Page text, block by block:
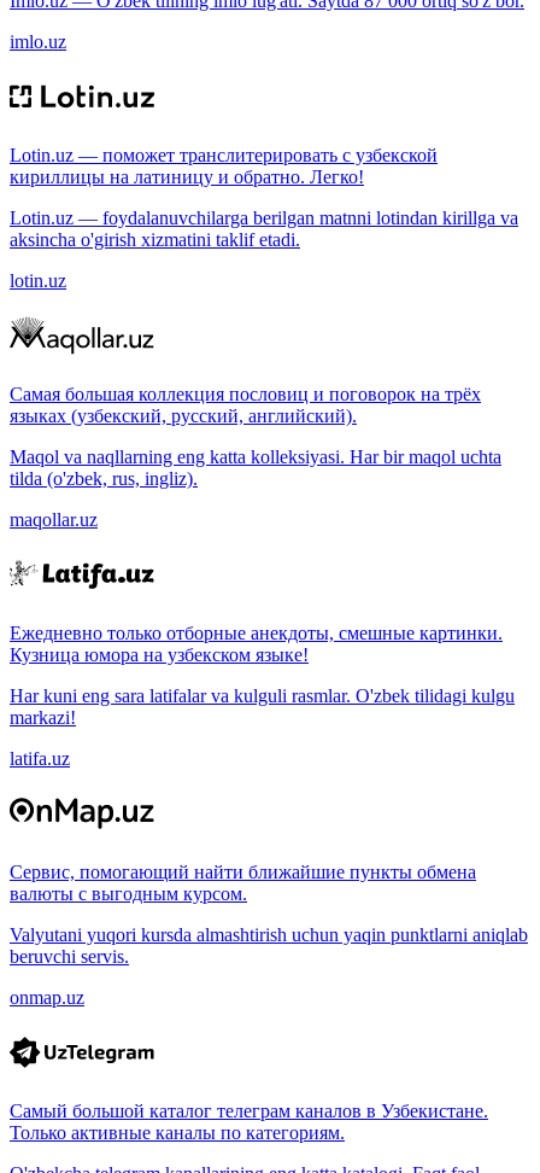
imlo.uz
Lotin.uz — поможет транслитерировать с узбекской
кириллицы на латиницу и обратно. Легко!
Lotin.uz — foydalanuvchilarga berilgan matnni lotindan kirillga va
aksincha o'girish xizmatini taklif etadi.
lotin.uz
Самая большая коллекция пословиц и поговорок на трёх
языках (узбекский, русский, английский).
Maqol va naqllarning eng katta kolleksiyasi. Har bir maqol uchta
tilda (o'zbek, rus, ingliz).
maqollar.uz
Ежедневно только отборные анекдоты, смешные картинки.
Кузница юмора на узбекском языке!
Har kuni eng sara latifalar va kulguli rasmlar. O'zbek tilidagi kulgu
markazi!
latifa.uz
Сервис, помогающий найти ближайшие пункты обмена
валюты с выгодным курсом.
Valyutani yuqori kursda almashtirish uchun yaqin punktlarni aniqlab
beruvchi servis.
onmap.uz
Самый большой каталог телеграм каналов в Узбекистане.
Только активные каналы по категориям.